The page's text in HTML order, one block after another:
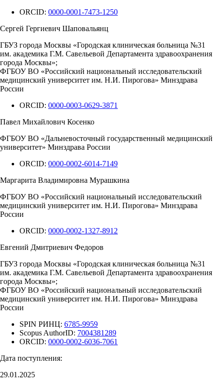
ORCID: 0000-0001-7473-1250
Сергей Гергиевич Шаповальянц
ГБУЗ города Москвы «Городская клиническая больница №31
им. академика Г.М. Савельевой Департамента здравоохранения
города Москвы»;
ФГБОУ ВО «Российский национальный исследовательский
медицинский университет им. Н.И. Пирогова» Минздрава
России
ORCID: 0000-0003-0629-3871
Павел Михайлович Косенко
ФГБОУ ВО «Дальневосточный государственный медицинский
университет» Минздрава России
ORCID: 0000-0002-6014-7149
Маргарита Владимировна Мурашкина
ФГБОУ ВО «Российский национальный исследовательский
медицинский университет им. Н.И. Пирогова» Минздрава
России
ORCID: 0000-0002-1327-8912
Евгений Дмитриевич Федоров
ГБУЗ города Москвы «Городская клиническая больница №31
им. академика Г.М. Савельевой Департамента здравоохранения
города Москвы»;
ФГБОУ ВО «Российский национальный исследовательский
медицинский университет им. Н.И. Пирогова» Минздрава
России
SPIN РИНЦ: 6785-9959
Scopus AuthorID: 7004381289
ORCID: 0000-0002-6036-7061
Дата поступления:
29.01.2025